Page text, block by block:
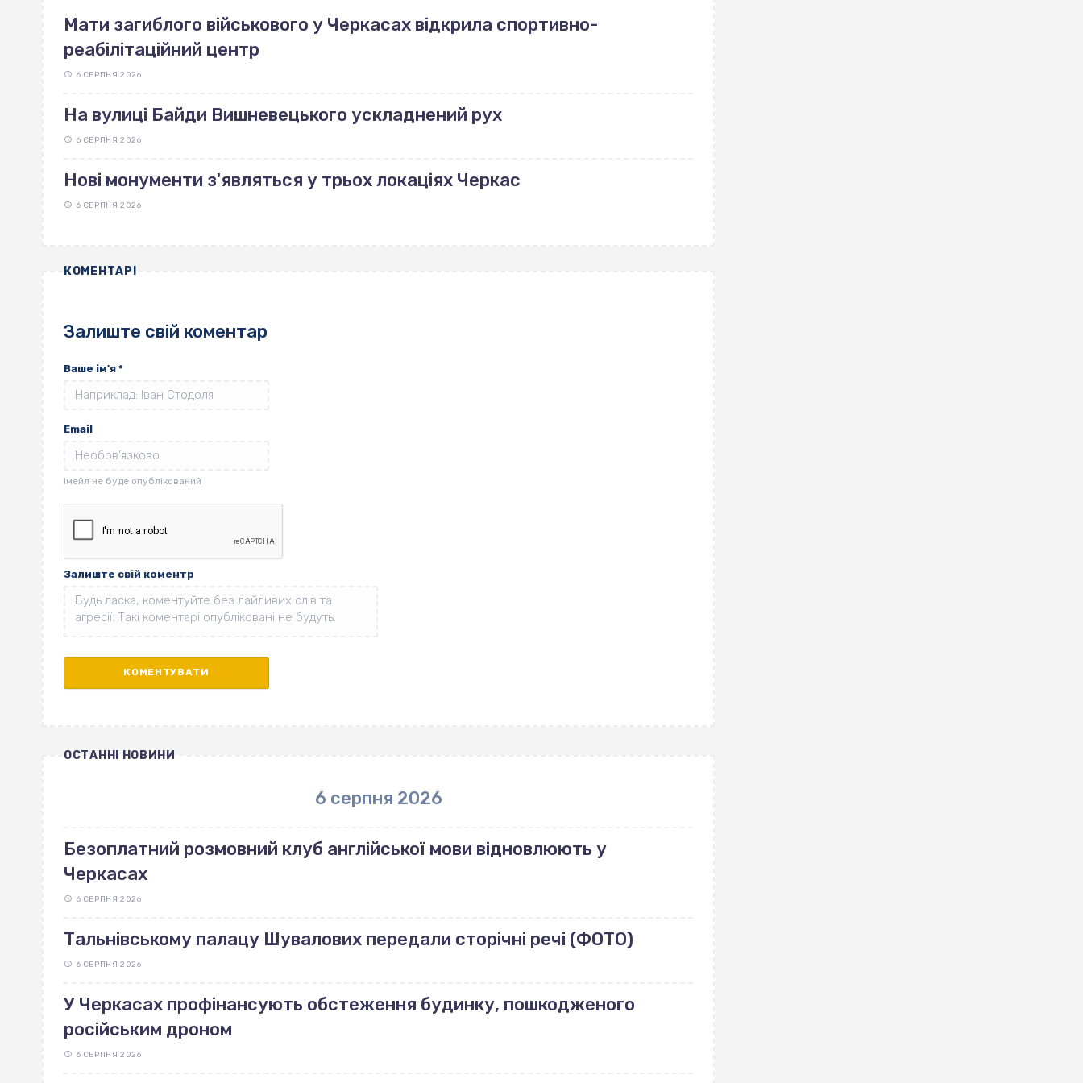
Мати загиблого військового у Черкасах відкрила спортивно-
реабілітаційний центр
6 СЕРПНЯ 2026
На вулиці Байди Вишневецького ускладнений рух
6 СЕРПНЯ 2026
Нові монументи з'являться у трьох локаціях Черкас
6 СЕРПНЯ 2026
КОМЕНТАРІ
Залиште свій коментар
Ваше ім'я *
Email
Залиште свій коментр
ОСТАННІ НОВИНИ
6 серпня 2026
Безоплатний розмовний клуб англійської мови відновлюють у
Черкасах
6 СЕРПНЯ 2026
Тальнівському палацу Шувалових передали сторічні речі (ФОТО)
6 СЕРПНЯ 2026
У Черкасах профінансують обстеження будинку, пошкодженого
російським дроном
6 СЕРПНЯ 2026